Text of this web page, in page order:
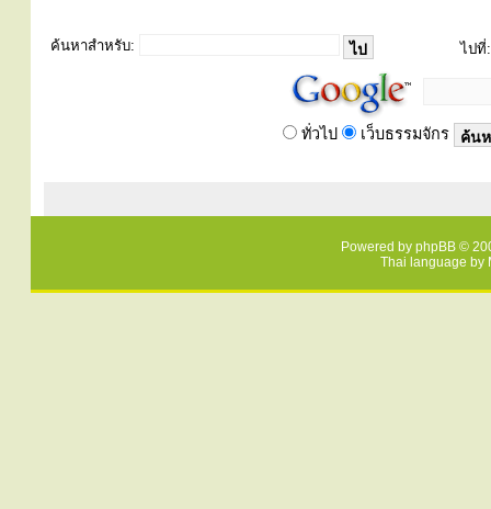
ค้นหาสำหรับ: ไปที่:
ทั่วไป เว็บธรรมจักร
Powered by phpBB ©
Thai language by